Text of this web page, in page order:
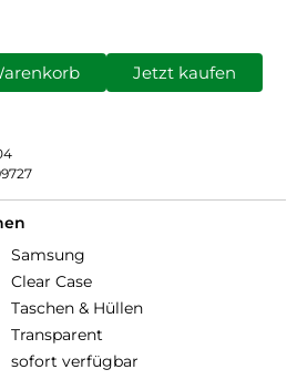
Jetzt kaufen
Samsung
Clear Case
Taschen & Hüllen
Transparent
sofort verfügbar